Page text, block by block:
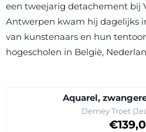
een tweejarig detachement bij
Antwerpen kwam hij dagelijks
van kunstenaars en hun
hogescholen in België,
Aquarel,
Merk:
Demey Troet
Prijs op